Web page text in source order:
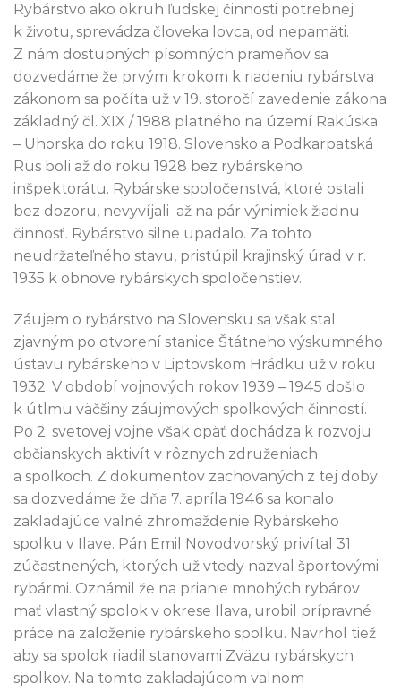
Rybárstvo ako okruh ľudskej činnosti potrebnej
k životu, sprevádza človeka lovca, od nepamäti.
Z nám dostupných písomných prameňov sa
dozvedáme že prvým krokom k riadeniu rybárstva
zákonom sa počíta už v 19. storočí zavedenie zákona
základný čl. XIX / 1988 platného na území Rakúska
– Uhorska do roku 1918. Slovensko a Podkarpatská
Rus boli až do roku 1928 bez rybárskeho
inšpektorátu. Rybárske spoločenstvá, ktoré ostali
bez dozoru, nevyvíjali až na pár výnimiek žiadnu
činnosť. Rybárstvo silne upadalo. Za tohto
neudržateľného stavu, pristúpil krajinský úrad v r.
1935 k obnove rybárskych spoločenstiev.
Záujem o rybárstvo na Slovensku sa však stal
zjavným po otvorení stanice Štátneho výskumného
ústavu rybárskeho v Liptovskom Hrádku už v roku
1932. V období vojnových rokov 1939 – 1945 došlo
k útlmu väčšiny záujmových spolkových činností.
Po 2. svetovej vojne však opäť dochádza k rozvoju
občianskych aktivít v rôznych združeniach
a spolkoch. Z dokumentov zachovaných z tej doby
sa dozvedáme že dňa 7. apríla 1946 sa konalo
zakladajúce valné zhromaždenie Rybárskeho
spolku v Ilave. Pán Emil Novodvorský privítal 31
zúčastnených, ktorých už vtedy nazval športovými
rybármi. Oznámil že na prianie mnohých rybárov
mať vlastný spolok v okrese Ilava, urobil prípravné
práce na založenie rybárskeho spolku. Navrhol tiež
aby sa spolok riadil stanovami Zväzu rybárskych
spolkov. Na tomto zakladajúcom valnom